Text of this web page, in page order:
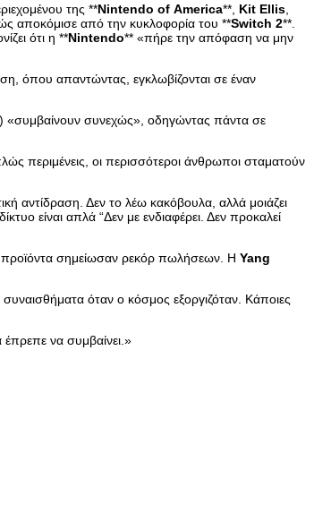
της **Nintendo of America**, Kit Ellis
αποκόμισε από την κυκλοφορία του **Switch 2**.
ότι η **Nintendo** «πήρε την απόφαση να μην
όπου απαντώντας, εγκλωβίζονται σε έναν
«συμβαίνουν συνεχώς», οδηγώντας πάντα σε
περιμένεις, οι περισσότεροι άνθρωποι σταματούν
αντίδραση. Δεν το λέω κακόβουλα, αλλά μοιάζει
είναι απλά “Δεν με ενδιαφέρει. Δεν προκαλεί
προϊόντα σημείωσαν ρεκόρ πωλήσεων. Η Yang
συναισθήματα όταν ο κόσμος εξοργιζόταν. Κάποιες
έπρεπε να συμβαίνει.»